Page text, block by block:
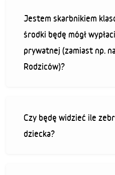
Jestem skarbnikiem
środki będę mógł
prywatnej (zamiast np.
Rodziców)?
Czy będę widzieć ile
dziecka?